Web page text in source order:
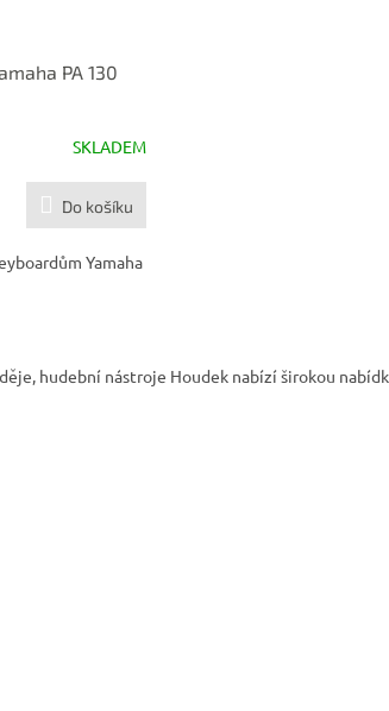
PA 130
SKLADEM
Do košíku
Yamaha
hudební nástroje Houdek nabízí širokou